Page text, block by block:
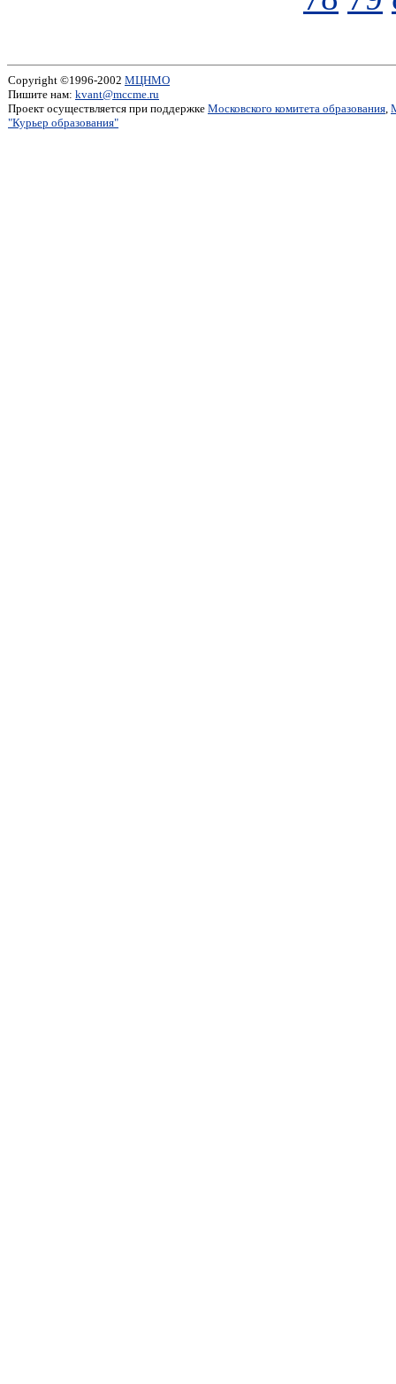
Copyright ©1996-2002 МЦНМО
Пишите нам: kvant@mccme.ru
Проект осуществляется при поддержке Московского комитета образования,
"Курьер образования"